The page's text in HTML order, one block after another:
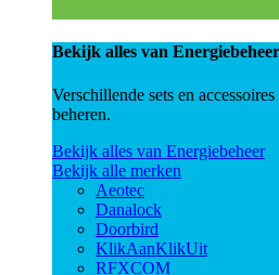
Bekijk alles van Energiebeheer
Verschillende sets en
beheren.
Bekijk alles van Energiebeheer
Bekijk alle merken
Aeotec
Danalock
Doorbird
KlikAanKlikUit
RFXCOM